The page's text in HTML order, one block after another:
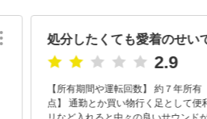
処分したくても愛着のせい
2.9
【所有期間や運転回数】 約７年所有 【このクルマの良い
点】 通勤とか買い物行く足として便